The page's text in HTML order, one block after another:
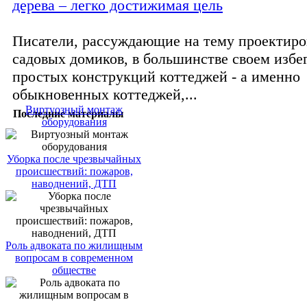
дерева – легко достижимая цель
Писатели, рассуждающие на тему
садовых домиков, в большинстве своем
простых конструкций коттеджей - а именно
обыкновенных коттеджей,...
Последние материалы
Виртуозный монтаж
оборудования
Уборка после чрезвычайных
происшествий: пожаров,
наводнений, ДТП
Роль адвоката по жилищным
вопросам в современном
обществе